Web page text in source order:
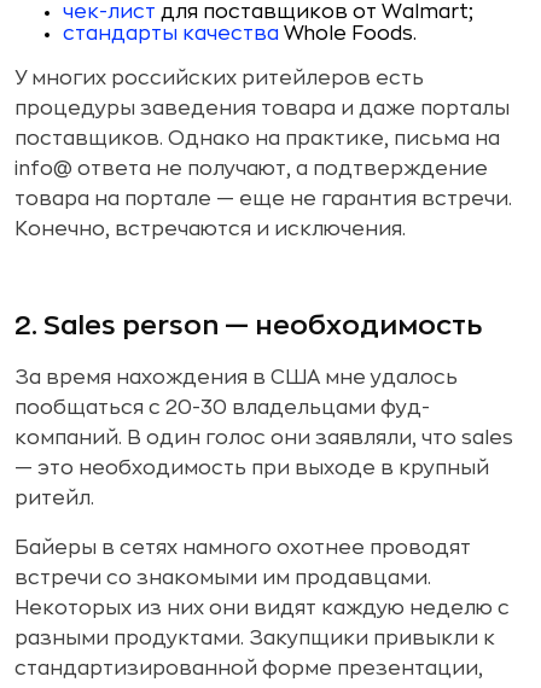
чек-лист для поставщиков от Walmart;
стандарты качества Whole Foods.
У многих российских ритейлеров есть
процедуры заведения товара и даже порталы
поставщиков. Однако на практике, письма на
info@ ответа не получают, а подтверждение
товара на портале — еще не гарантия встречи.
Конечно, встречаются и исключения.
2. Sales person — необходимость
За время нахождения в США мне удалось
пообщаться с 20-30 владельцами фуд-
компаний. В один голос они заявляли, что sales
— это необходимость при выходе в крупный
ритейл.
Байеры в сетях намного охотнее проводят
встречи со знакомыми им продавцами.
Некоторых из них они видят каждую неделю с
разными продуктами. Закупщики привыкли к
стандартизированной форме презентации,